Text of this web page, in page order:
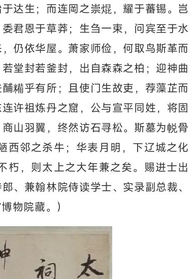
达生；而连岡之崇焜，耀于蕃锡。岂
君恩于草莽；生刍一束，问宾至于水
仍依华屋。萧家师俭，何取鸟斯革而
堂封若釜封，出自森森之柏；迎神曲
糒乎有所；且使门生故吏，荐藻芷而
许祖炼丹之窟，公与宣平同姓，将固
山羽翼，终然访石寻松。斯墓为帨骨
西邻之杀牛；华表月明，下辽城之化
朽，则太上之大年兼之矣。赐进士出
、兼翰林院侍读学士、实录副总裁、
物院藏。）